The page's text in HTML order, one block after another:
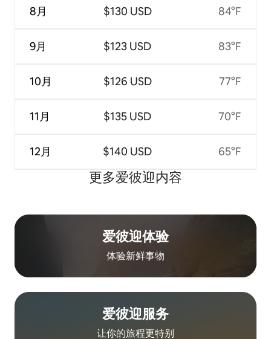
8月
9月
10月
11月
12月
$130 USD
$123 USD
$126 USD
$135 USD
$140 USD
84°F
83°F
77°F
70°F
65°F
更多爱彼迎内容
爱彼迎体验
体验新鲜事物
爱彼迎服务
让你的旅程更特别